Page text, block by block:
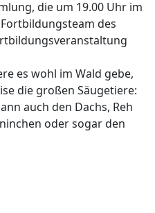
die um 19.00 Uhr im
des
es wohl im Wald gebe,
die großen Säugetiere:
auch den Dachs, Reh
oder sogar den